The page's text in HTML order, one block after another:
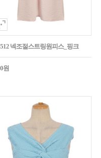
넥조절스트링원피스_핑크
원